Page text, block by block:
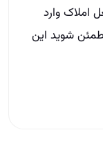
وارد
شوید این